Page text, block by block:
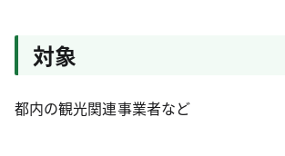
対象
都内の観光関連事業者など